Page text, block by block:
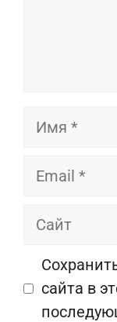
Имя
Email
Сайт
сайта в